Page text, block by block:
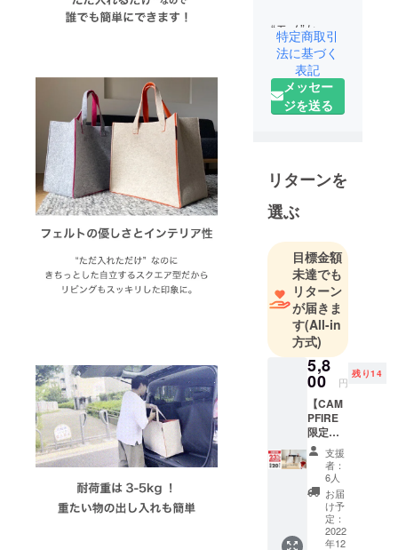
“モノ”か
ら“コト”へ。
「モノを通
して素晴ら
しい体験を
品を開発し
ておりま
す。
今回のプロ
ジェクトは
大掃除が迫
るこの時期
に「ルーム
バッグ」を
通して「掃
除」が楽し
くなる、時
短で綺麗に
できる体験
を皆様にお
届けいたし
ます。
特定商取引
法に基づく
表記
メッセー
ジを送る
リターンを
選ぶ
目標金額
未達でも
リターン
が届きま
す(All-in
方式)
5,8
00 円
残り14
【CAM
PFIRE
限定価
格】一
般販売
予定価
格
¥8,920(
税・送
料込み)
のとこ
支援
者：
6人
お届
け予
定：
2022
年12